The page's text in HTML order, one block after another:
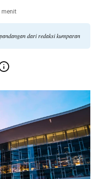
menit
dari redaksi kumparan